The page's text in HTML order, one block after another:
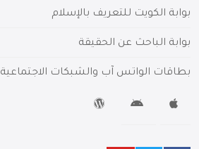
بوابة الكويت للتعريف بالإسلام
بوابة الباحث عن الحقيقة
بطاقات الواتس آب والشبكات الاجتماعية